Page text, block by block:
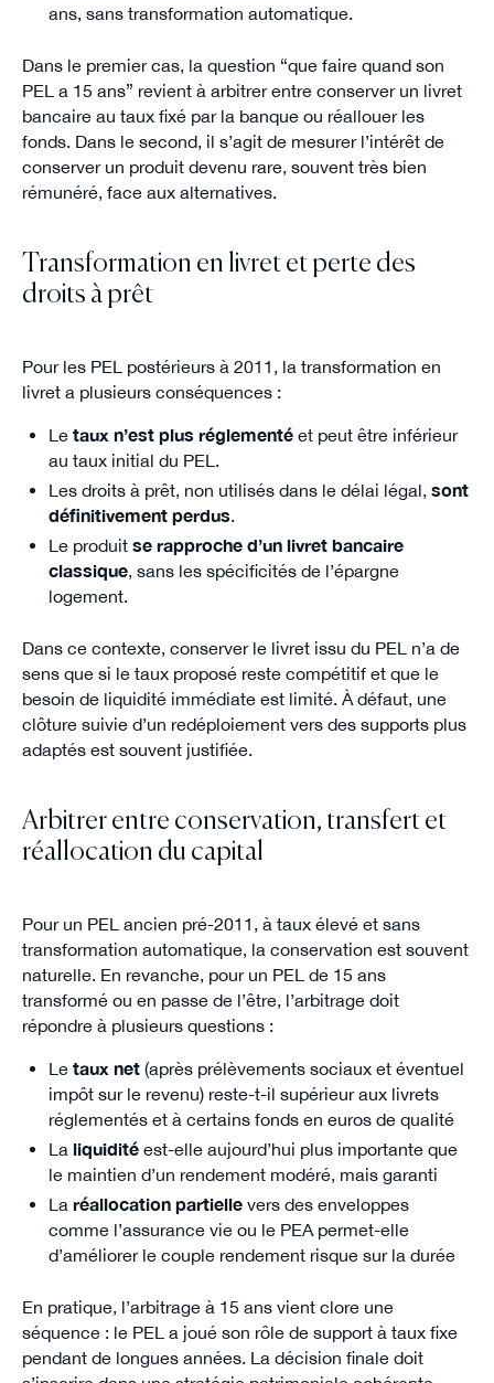
ans, sans transformation automatique.
Dans le premier cas, la question “que faire quand son
PEL a 15 ans” revient à arbitrer entre conserver un livret
bancaire au taux fixé par la banque ou réallouer les
fonds. Dans le second, il s’agit de mesurer l’intérêt de
conserver un produit devenu rare, souvent très bien
rémunéré, face aux alternatives.
Transformation en livret et perte des
droits à prêt
Pour les PEL postérieurs à 2011, la transformation en
livret a plusieurs conséquences :
Le taux n’est plus réglementéet peut être inférieur
au taux initial du PEL.
Les droits à prêt, non utilisés dans le délai légal, sont
définitivement perdus.
Le produit se rapproche d’un livret bancaire
classique, sans les spécificités de l’épargne
logement.
Dans ce contexte, conserver le livret issu du PEL n’a de
sens que si le taux proposé reste compétitif et que le
besoin de liquidité immédiate est limité. À défaut, une
clôture suivie d’un redéploiement vers des supports plus
adaptés est souvent justifiée.
Arbitrer entre conservation, transfert et
réallocation du capital
Pour un PEL ancien pré-2011, à taux élevé et sans
transformation automatique, la conservation est souvent
naturelle. En revanche, pour un PEL de 15 ans
transformé ou en passe de l’être, l’arbitrage doit
répondre à plusieurs questions :
Le taux net(après prélèvements sociaux et éventuel
impôt sur le revenu) reste-t-il supérieur aux livrets
réglementés et à certains fonds en euros de qualité
La liquiditéest-elle aujourd’hui plus importante que
le maintien d’un rendement modéré, mais garanti
La réallocation partiellevers des enveloppes
comme l’assurance vie ou le PEA permet-elle
d’améliorer le couple rendement risque sur la durée
En pratique, l’arbitrage à 15 ans vient clore une
séquence : le PEL a joué son rôle de support à taux fixe
pendant de longues années. La décision finale doit